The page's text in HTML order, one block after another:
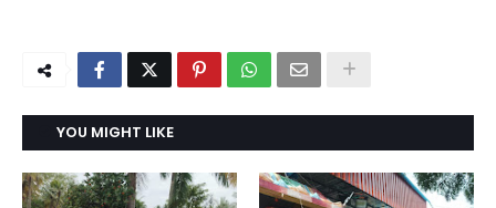
YOU MIGHT LIKE